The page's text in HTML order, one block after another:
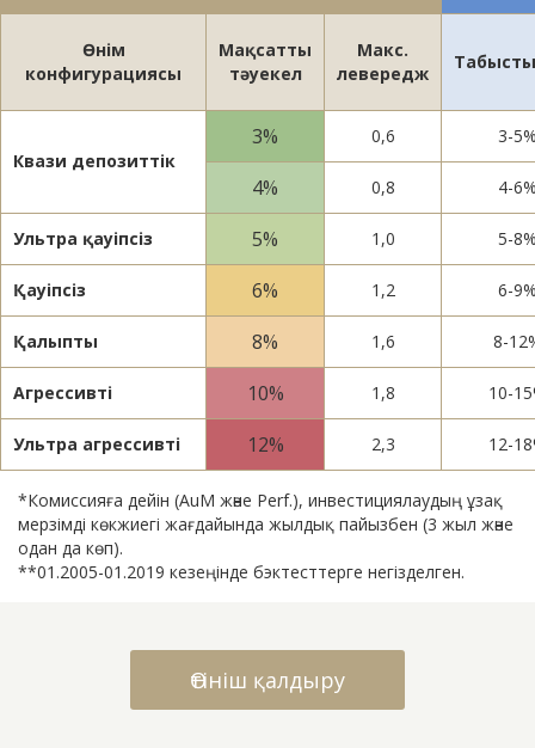
Өнім
конфигурациясы
Мақсатты
тәуекел
Макс.
левередж
Квази депозиттік
3% 0,6 3-
4% 0,8 4-
Ультра қауіпсіз 5% 1,0 5-
Қауіпсіз 6% 1,2 6-
Қалыпты 8% 1,6 8-
Агрессивті 10% 1,8 10-
Ультра агрессивті 12% 2,3 12-
*Комиссияға дейін (AuM және Perf.), инвестициялаудың ұзақ
мерзімді көкжиегі жағдайында жылдық пайызбен (3 жыл және
одан да көп).
**01.2005-01.2019 кезеңінде бэктесттерге негізделген.
Өтініш қалдыру